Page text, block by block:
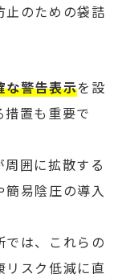
止のための袋詰
な警告表示を設
置も重要で
囲に拡散する
易陰圧の導入
は、これらの
スク低減に直